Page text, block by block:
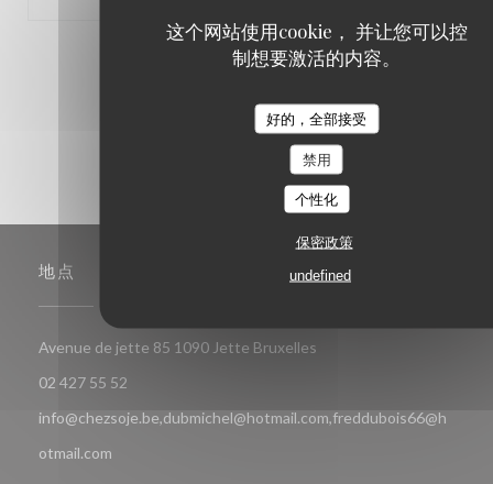
这个网站使用cookie， 并让您可以控
制想要激活的内容。
好的，全部接受
禁用
个性化
保密政策
undefined
2 3
地点
Avenue de jette 85 1090 Jette Bruxelles
02 427 55 52
info@chezsoje.be,dubmichel@hotmail.com,freddubois66@h
otmail.com